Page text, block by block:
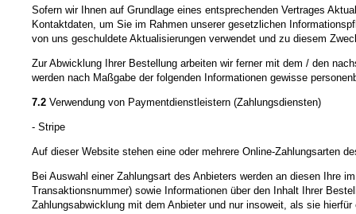
Sofern wir Ihnen auf Grundlage eines entsprechenden Vertrages
Kontaktdaten, um Sie im Rahmen unserer gesetzlichen
von uns geschuldete Aktualisierungen verwendet und zu diesem
Zur Abwicklung Ihrer Bestellung arbeiten wir ferner mit dem / den
werden nach Maßgabe der folgenden Informationen gewisse
7.2 Verwendung von Paymentdienstleistern (Zahlungsdiensten)
- Stripe
Auf dieser Website stehen eine oder mehrere Online-Zahlungsarten
Bei Auswahl einer Zahlungsart des Anbieters werden an diesen Ihre
Transaktionsnummer) sowie Informationen über den Inhalt Ihrer
Zahlungsabwicklung mit dem Anbieter und nur insoweit, als sie